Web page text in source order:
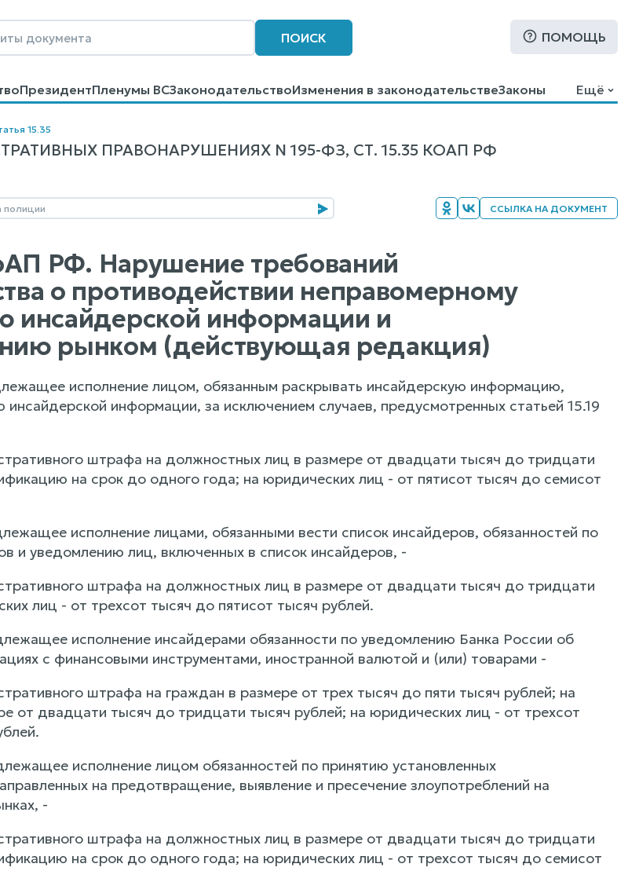
ПОИСК ПОМОЩЬ
ПрезидентПленумы ВСЗаконодательствоИзменения в законодательствеЗаконы
ПомощьПоиск
Ещё
15.35
ПРАВОНАРУШЕНИЯХ N 195-ФЗ, СТ. 15.35 КОАП РФ
ССЫЛКА НА ДОКУМЕНТ
РФ. Нарушение требований
о противодействии неправомерному
инсайдерской информации и
рынком (действующая редакция)
исполнение лицом, обязанным раскрывать инсайдерскую информацию,
информации, за исключением случаев, предусмотренных статьей 15.19
штрафа на должностных лиц в размере от двадцати тысяч до тридцати
на срок до одного года; на юридических лиц - от пятисот тысяч до семисот
исполнение лицами, обязанными вести список инсайдеров, обязанностей по
и уведомлению лиц, включенных в список инсайдеров, -
штрафа на должностных лиц в размере от двадцати тысяч до тридцати
лиц - от трехсот тысяч до пятисот тысяч рублей.
исполнение инсайдерами обязанности по уведомлению Банка России об
с финансовыми инструментами, иностранной валютой и (или) товарами -
штрафа на граждан в размере от трех тысяч до пяти тысяч рублей; на
от двадцати тысяч до тридцати тысяч рублей; на юридических лиц - от трехсот
исполнение лицом обязанностей по принятию установленных
на предотвращение, выявление и пресечение злоупотреблений на
-
штрафа на должностных лиц в размере от двадцати тысяч до тридцати
на срок до одного года; на юридических лиц - от трехсот тысяч до семисот